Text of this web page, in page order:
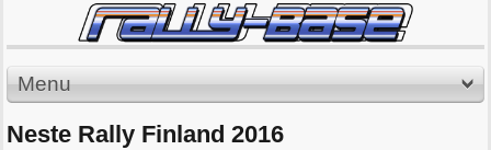
Menu
Neste Rally Finland 2016